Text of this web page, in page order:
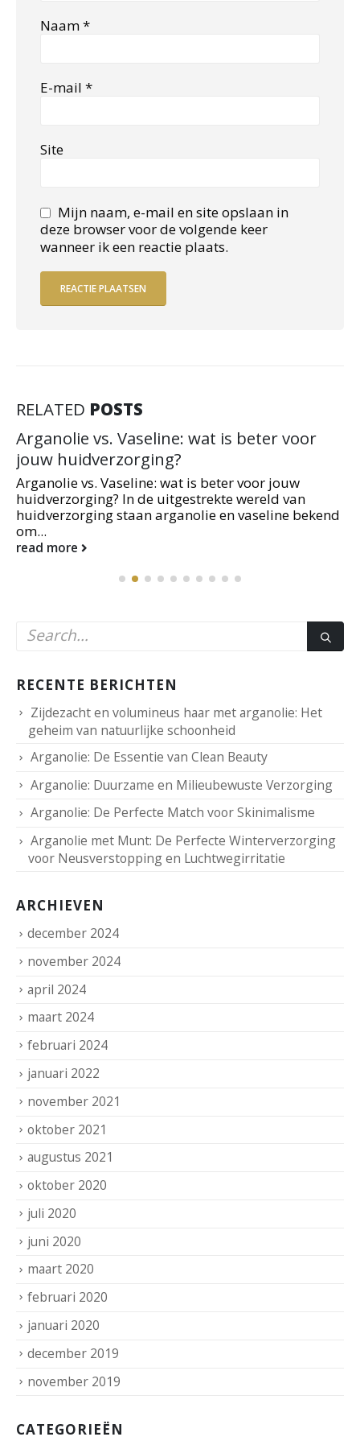
Naam*
E-mail *
Site
Mijn naam, e-mail en site opslaan in
deze browser voor de volgende keer
wanneer ik een reactie plaats.
RELATED POSTS
Arganolie vs. Vaseline: wat is beter voor
jouw huidverzorging?
Arganolie vs. Vaseline: wat is beter voor jouw
huidverzorging? In de uitgestrekte wereld van
huidverzorging staan arganolie en vaseline bekend
om...
read more
RECENTE BERICHTEN
Zijdezacht en volumineus haar met arganolie: Het
geheim van natuurlijke schoonheid
Arganolie: De Essentie van Clean Beauty
Arganolie: Duurzame en Milieubewuste Verzorging
Arganolie: De Perfecte Match voor Skinimalisme
Arganolie met Munt: De Perfecte Winterverzorging
voor Neusverstopping en Luchtwegirritatie
ARCHIEVEN
december 2024
november 2024
april 2024
maart 2024
februari 2024
januari 2022
november 2021
oktober 2021
augustus 2021
oktober 2020
juli 2020
juni 2020
maart 2020
februari 2020
januari 2020
december 2019
november 2019
CATEGORIEËN